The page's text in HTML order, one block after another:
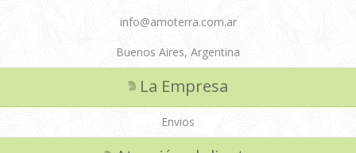
info@amoterra.com.ar
Buenos Aires, Argentina
La Empresa
Envios